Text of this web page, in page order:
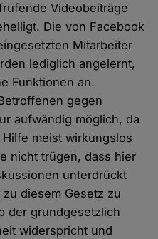
Videobeiträge
Die von Facebook
Mitarbeiter
lediglich angelernt,
Funktionen an.
gegen
aufwändig möglich, da
meist wirkungslos
nicht trügen, dass hier
unterdrückt
diesem Gesetz zu
der grundgesetzlich
widerspricht und